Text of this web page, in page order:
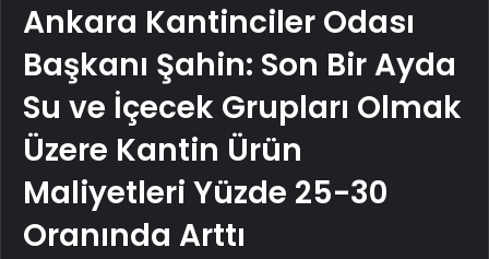
Ankara Kantinciler Odası
Başkanı Şahin: Son Bir Ayda
Su ve İçecek Grupları Olmak
Üzere Kantin Ürün
Maliyetleri Yüzde 25-30
Oranında Arttı